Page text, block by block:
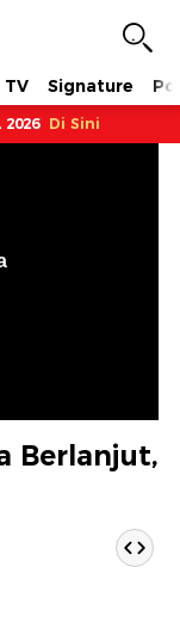
TV Signature
Di Sini
Berlanjut,